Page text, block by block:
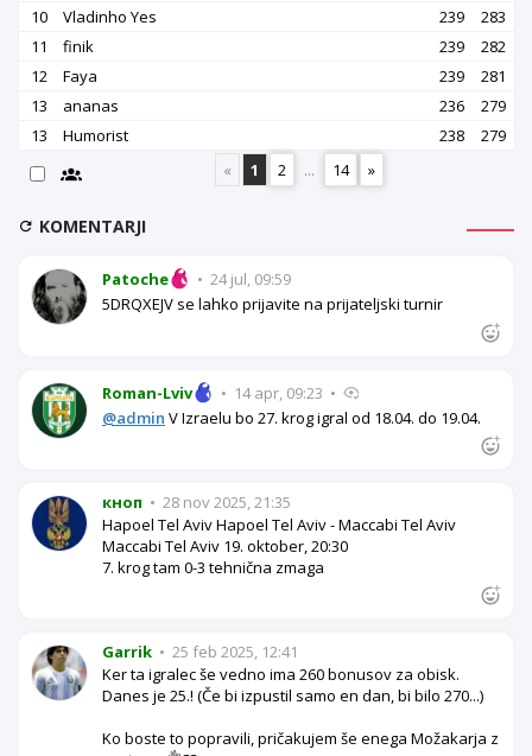
10
Vladinho Yes 239
283
11
finik 239
282
12
Faya 239
281
13
ananas 236
279
13
Humorist 238
279
«
1 2 ... 14 »
KOMENTARJI
Patoche • 24 jul, 09:59
5DRQXEJV se lahko prijavite na prijateljski turnir
Roman-Lviv • 14 apr, 09:23 •
@admin V Izraelu bo 27. krog igral od 18.04. do 19.04.
кноп • 28 nov 2025, 21:35
Hapoel Tel Aviv Hapoel Tel Aviv - Maccabi Tel Aviv
Maccabi Tel Aviv 19. oktober, 20:30
7. krog tam 0-3 tehnična zmaga
Garrik • 25 feb 2025, 12:41
Ker ta igralec še vedno ima 260 bonusov za obisk.
Danes je 25.! (Če bi izpustil samo en dan, bi bilo 270...)
Ko boste to popravili, pričakujem še enega Možakarja z